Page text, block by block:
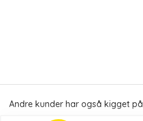
Andre kunder har også kigget på